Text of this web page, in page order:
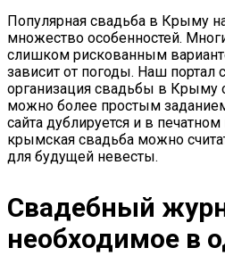
Популярная свадьба в Крыму
множество особенностей.
слишком рискованным
зависит от погоды. Наш портал
организация свадьбы в Крыму
можно более простым
сайта дублируется и в
крымская свадьба можно
для будущей невесты.
Свадебный
необходимое в